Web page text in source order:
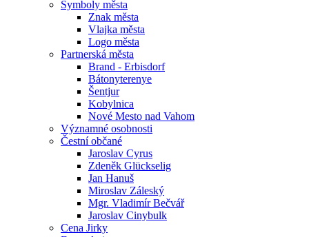
Symboly města
Znak města
Vlajka města
Logo města
Partnerská města
Brand - Erbisdorf
Bátonyterenye
Šentjur
Kobylnica
Nové Mesto nad Vahom
Významné osobnosti
Čestní občané
Jaroslav Cyrus
Zdeněk Glückselig
Jan Hanuš
Miroslav Záleský
Mgr. Vladimír Bečvář
Jaroslav Cinybulk
Cena Jirky